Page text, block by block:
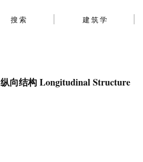
搜索 建筑学
纵向结构 Longitudinal Structure